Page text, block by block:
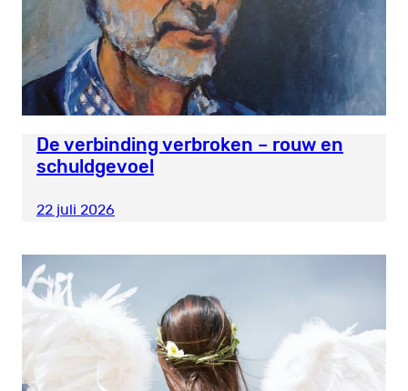
De verbinding verbroken – rouw en
schuldgevoel
22 juli 2026